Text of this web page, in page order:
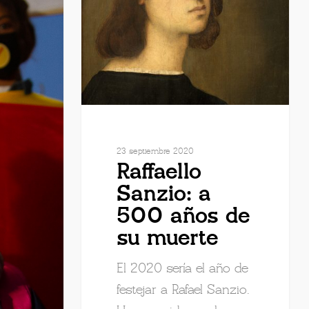
23 septiembre 2020
Raffaello
Sanzio: a
500 años de
su muerte
El 2020 sería el año de
festejar a Rafael Sanzio.